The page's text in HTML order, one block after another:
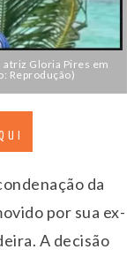
atriz Gloria Pires em
Reprodução)
da
por sua ex-
A decisão